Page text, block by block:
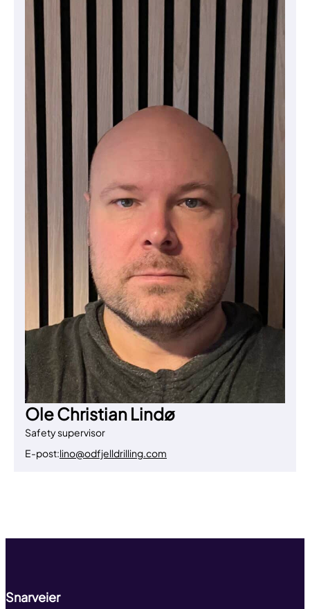
Ole Christian Lindø
Safety supervisor
E-post:lino@odfjelldrilling.com
Snarveier